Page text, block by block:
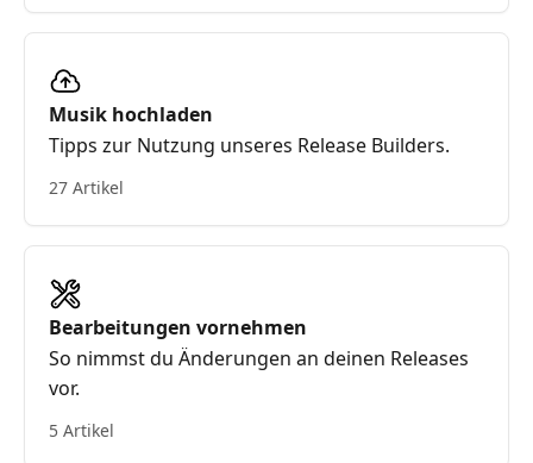
Musik hochladen
Tipps zur Nutzung unseres Release Builders.
27 Artikel
Bearbeitungen vornehmen
So nimmst du Änderungen an deinen Releases
vor.
5 Artikel